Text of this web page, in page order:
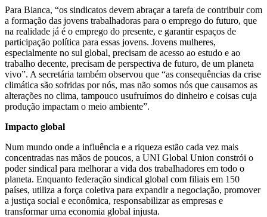
Para Bianca, “os sindicatos devem abraçar a tarefa de contribuir com
a formação das jovens trabalhadoras para o emprego do futuro, que
na realidade já é o emprego do presente, e garantir espaços de
participação política para essas jovens. Jovens mulheres,
especialmente no sul global, precisam de acesso ao estudo e ao
trabalho decente, precisam de perspectiva de futuro, de um planeta
vivo”. A secretária também observou que “as consequências da crise
climática são sofridas por nós, mas não somos nós que causamos as
alterações no clima, tampouco usufruímos do dinheiro e coisas cuja
produção impactam o meio ambiente”.
Impacto global
Num mundo onde a influência e a riqueza estão cada vez mais
concentradas nas mãos de poucos, a UNI Global Union constrói o
poder sindical para melhorar a vida dos trabalhadores em todo o
planeta. Enquanto federação sindical global com filiais em 150
países, utiliza a força coletiva para expandir a negociação, promover
a justiça social e econômica, responsabilizar as empresas e
transformar uma economia global injusta.